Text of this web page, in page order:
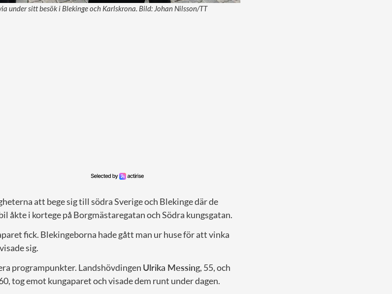
under sitt besök i Blekinge och Karlskrona. Bild: Johan Nilsson/TT
att bege sig till södra Sverige och Blekinge där de
åkte i kortege på Borgmästaregatan och Södra kungsgatan.
fick. Blekingeborna hade gått man ur huse för att vinka
sig.
programpunkter. Landshövdingen Ulrika Messing, 55, och
tog emot kungaparet och visade dem runt under dagen.